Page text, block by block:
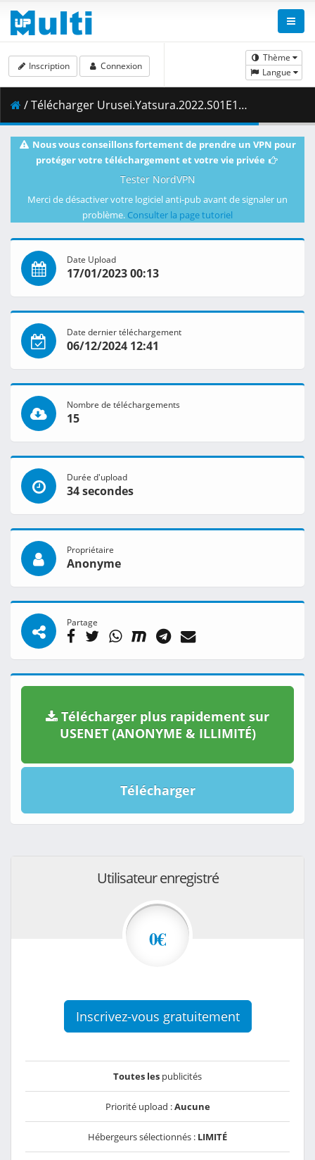
Thème
Langue
Inscription Connexion
/ Télécharger Urusei.Yatsura.2022.S01E13.1080p.AMZN.WEB-DL.DDP2.0.H.264-VARYG.mkv.004 ( 400.67 MB )
Nous vous conseillons fortement de prendre un VPN pour
protéger votre téléchargement et votre vie privée
Tester NordVPN
Merci de désactiver votre logiciel anti-pub avant de signaler un
problème. Consulter la page tutoriel
Date Upload
17/01/2023 00:13
Date dernier téléchargement
06/12/2024 12:41
Nombre de téléchargements
15
Durée d'upload
34 secondes
Propriétaire
Anonyme
Partage
Télécharger plus rapidement sur
USENET (ANONYME & ILLIMITÉ)
Télécharger
Utilisateur enregistré
0€
Inscrivez-vous gratuitement
Toutes les publicités
Priorité upload :Aucune
Hébergeurs sélectionnés : LIMITÉ